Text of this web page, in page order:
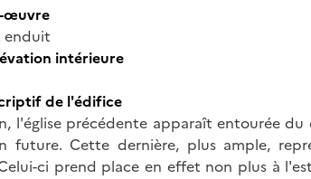
œuvre
enduit
intérieure
de l'édifice
l'église précédente apparaît entourée
future. Cette dernière, plus ample,
ci prend place en effet non plus à